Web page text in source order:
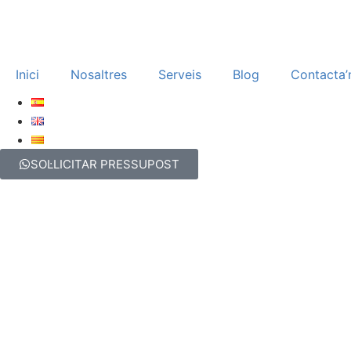
Inici Nosaltres Serveis Blog
SOL·LICITAR PRESSUPOST